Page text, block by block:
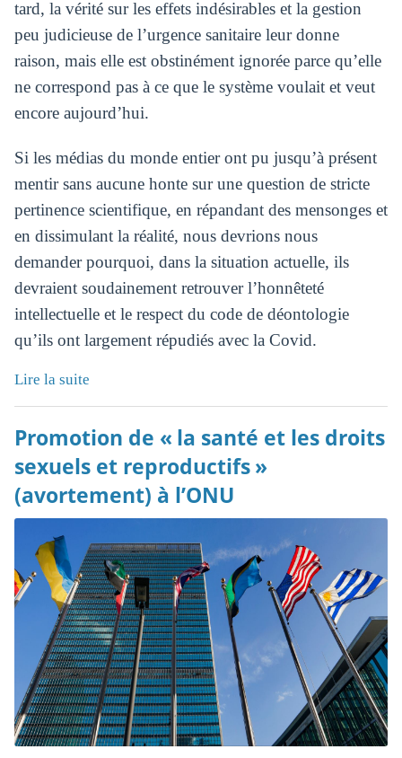
tard, la vérité sur les effets indésirables et la gestion
peu judicieuse de l’urgence sanitaire leur donne
raison, mais elle est obstinément ignorée parce qu’elle
ne correspond pas à ce que le système voulait et veut
encore aujourd’hui.
Si les médias du monde entier ont pu jusqu’à présent
mentir sans aucune honte sur une question de stricte
pertinence scientifique, en répandant des mensonges et
en dissimulant la réalité, nous devrions nous
demander pourquoi, dans la situation actuelle, ils
devraient soudainement retrouver l’honnêteté
intellectuelle et le respect du code de déontologie
qu’ils ont largement répudiés avec la Covid.
Lire la suite
Promotion de « la santé et les droits
sexuels et reproductifs »
(avortement) à l’ONU